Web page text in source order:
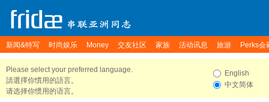
新闻&特写 时尚娱乐 Money 交友社区 家族 活动讯息 旅游 Perks会
Please select your preferred language.
請選擇你慣用的語言。
请选择你惯用的语言。
English
中文简体